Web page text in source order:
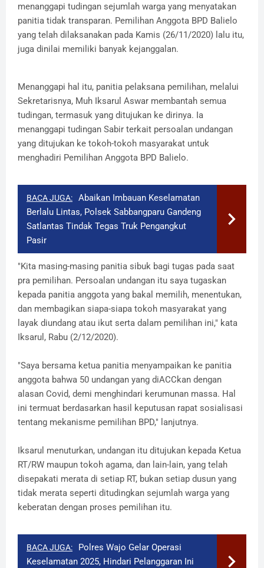
menanggapi tudingan sejumlah warga yang menyatakan
panitia tidak transparan. Pemilihan Anggota BPD Balielo
yang telah dilaksanakan pada Kamis (26/11/2020) lalu itu,
juga dinilai memiliki banyak kejanggalan.
Menanggapi hal itu, panitia pelaksana pemilihan, melalui
Sekretarisnya, Muh Iksarul Aswar membantah semua
tudingan, termasuk yang ditujukan ke dirinya. Ia
menanggapi tudingan Sabir terkait persoalan undangan
yang ditujukan ke tokoh-tokoh masyarakat untuk
menghadiri Pemilihan Anggota BPD Balielo.
BACA JUGA:
Abaikan Imbauan Keselamatan
Berlalu Lintas, Polsek Sabbangparu Gandeng
Satlantas Tindak Tegas Truk Pengangkut
Pasir
"Kita masing-masing panitia sibuk bagi tugas pada saat
pra pemilihan. Persoalan undangan itu saya tugaskan
kepada panitia anggota yang bakal memilih, menentukan,
dan membagikan siapa-siapa tokoh masyarakat yang
layak diundang atau ikut serta dalam pemilihan ini," kata
Iksarul, Rabu (2/12/2020).
"Saya bersama ketua panitia menyampaikan ke panitia
anggota bahwa 50 undangan yang diACCkan dengan
alasan Covid, demi menghindari kerumunan massa. Hal
ini termuat berdasarkan hasil keputusan rapat sosialisasi
tentang mekanisme pemilihan BPD," lanjutnya.
Iksarul menuturkan, undangan itu ditujukan kepada Ketua
RT/RW maupun tokoh agama, dan lain-lain, yang telah
disepakati merata di setiap RT, bukan setiap dusun yang
tidak merata seperti ditudingkan sejumlah warga yang
keberatan dengan proses pemilihan itu.
BACA JUGA:
Polres Wajo Gelar Operasi
Keselamatan 2025, Hindari Pelanggaran Ini